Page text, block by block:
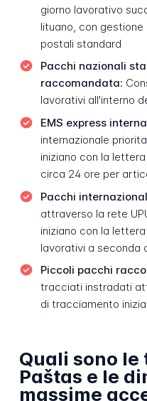
giorno lavorativo
lituano, con
postali standard
Pacchi nazionali
raccomandata:
lavorativi all'interno
EMS express
internazionale
iniziano con la
circa 24 ore per
Pacchi
attraverso la rete
iniziano con la
lavorativi a seconda
Piccoli pacchi
tracciati instradati
di tracciamento
Quali sono
Paštas e le
massime